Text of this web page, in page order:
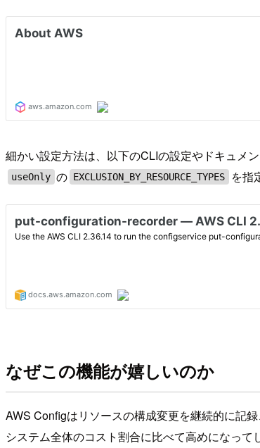
細かい設定方法は、以下のCLIの設定やドキュメ
useOnly の EXCLUSION_BY_RESOURCE_TYPES を指
なぜこの機能が嬉しいのか
AWS Configはリソースの構成変更を継続的に記
システム全体のコスト割合に比べて高めになっ